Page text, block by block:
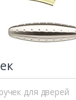
для дверей